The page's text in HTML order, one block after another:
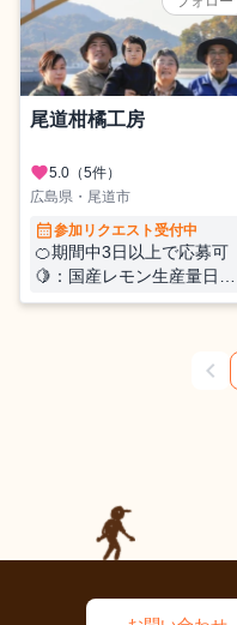
尾道柑橘工房
favorite5.0 （5件）
広島県・尾道市
calendar_month参加リクエスト受付中
🍊期間中3日以上で応募可
🍋：国産レモン生産量日本
一の瀬戸田で柑橘収穫のお
chevron_left